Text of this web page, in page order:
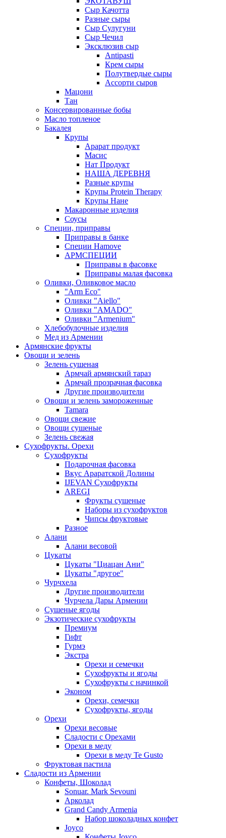
Сыр Качотта
Разные сыры
Сыр Сулугуни
Сыр Чечил
Эксклюзив сыр
Antipasti
Крем сыры
Полутвердые сыры
Ассорти сыров
Мацони
Тан
Консервированные бобы
Масло топленое
Бакалея
Крупы
Арарат продукт
Масис
Нат Продукт
НАША ДЕРЕВНЯ
Разные крупы
Крупы Protein Therapy
Крупы Нане
Макаронные изделия
Соусы
Специи, приправы
Приправы в банке
Специи Hamove
АРМСПЕЦИИ
Приправы в фасовке
Приправы малая фасовка
Оливки, Оливковое масло
"Arm Eco"
Оливки "Aiello"
Оливки "AMADO"
Оливки "Armenium"
Хлебобулочные изделия
Мед из Армении
Армянские фрукты
Овощи и зелень
Зелень сушеная
Армчай армянский тараз
Армчай прозрачная фасовка
Другие производители
Овощи и зелень замороженные
Tamara
Овощи свежие
Овощи сушеные
Зелень свежая
Сухофрукты. Орехи
Сухофрукты
Подарочная фасовка
Вкус Араратской Долины
IJEVAN Сухофрукты
AREGI
Фрукты сушеные
Наборы из сухофруктов
Чипсы фруктовые
Разное
Алани
Алани весовой
Цукаты
Цукаты "Циацан Ани"
Цукаты "другое"
Чурчхела
Другие производители
Чурчела Дары Армении
Сушеные ягоды
Экзотические сухофрукты
Премиум
Гифт
Гурмэ
Экстра
Орехи и семечки
Сухофрукты и ягоды
Сухофрукты с начинкой
Эконом
Орехи, семечки
Сухофрукты, ягоды
Орехи
Орехи весовые
Сладости с Орехами
Орехи в меду
Орехи в меду Te Gusto
Фруктовая пастила
Сладости из Армении
Конфеты, Шоколад
Sonuar. Mark Sevouni
Арколад
Grand Candy Armenia
Набор шоколадных конфет
Joyco